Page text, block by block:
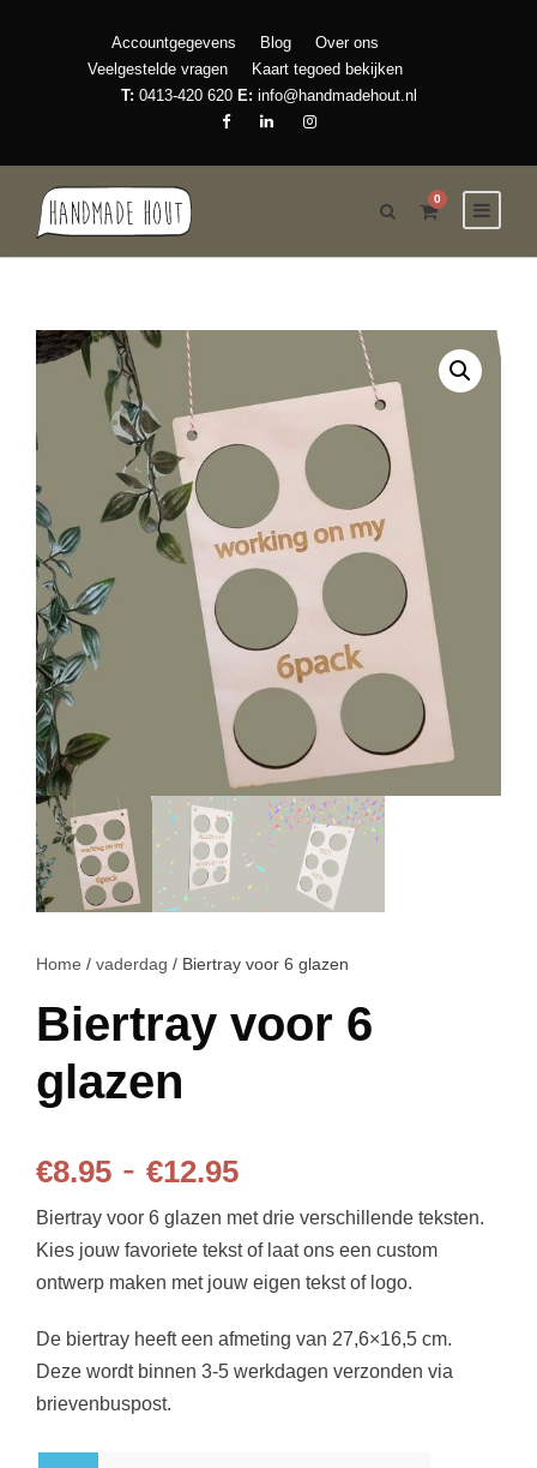
Accountgegevens Blog
Over ons
Veelgestelde vragen
Kaart tegoed bekijken
T: 0413-420 620 E: info@handmadehout.nl
0
Home / vaderdag / Biertray voor 6 glazen
Biertray voor 6
glazen
€8.95 - €12.95P
r
i
j
Biertray voor 6 glazen met drie verschillende teksten.
Kies jouw favoriete tekst of laat ons een custom
ontwerp maken met jouw eigen tekst of logo.
De biertray heeft een afmeting van 27,6×16,5 cm.
Deze wordt binnen 3-5 werkdagen verzonden via
brievenbuspost.